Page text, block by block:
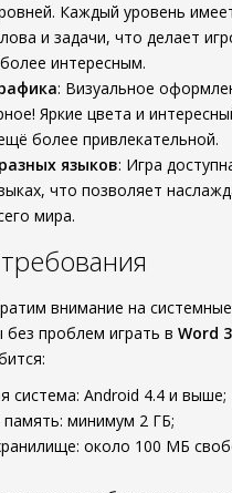
Каждый уровень
и задачи, что делает
интересным.
: Визуальное
Яркие цвета и
более привлекательной.
языков: Игра
что позволяет
мира.
внимание на системные
проблем играть в Word
система: Android 4.4 и выше;
минимум 2 ГБ;
около 100 МБ